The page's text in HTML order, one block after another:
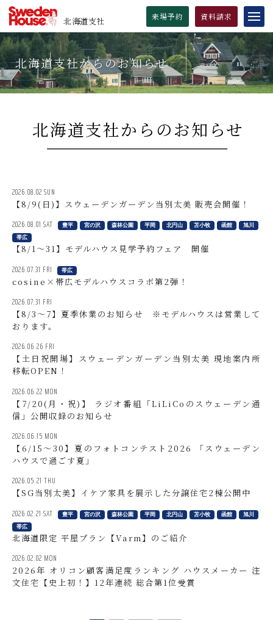
北海道支社 来場予約 資料請求
INDEX
モデルハウス
豊平展示場
宮の沢展示場
平岡展示場
函館展示場
旭川展示場
帯広展示場
商品ラインアップ
Standard Design Line Up
スウェーデンヒルズ
宿泊体験棟のご紹介
宅地のご案内
オーナーズショップ
スウェーデンコラム「瑞筆」
瑞筆：トップページ
本田倫子さん
高津雅子さん
遠藤能範さん
島田晶夫さん
ソフィア・オルソンさん
深井せつ子さん「Lilla torg」
資料請求
会社概要
会社概要
北海道支社概要
採用情報
スウェーデンハウス公式サイト
プライバシーポリシー
サイトマップ
北海道支社からのお知らせ
北海道支社からのお知らせ
2026.08.02 SUN
【8/9(日)】スウェーデンガーデン当別太美 販売会開催！
2026.08.01 SAT 豊平 宮の沢 森林公園 平岡 北円山 苫小牧 函館
旭川
帯広
【8/1～31】モデルハウス見学予約フェア 開催
2026.07.31 FRI 帯広
cosine×帯広モデルハウスコラボ第2弾！
2026.07.31 FRI
【8/3～7】夏季休業のお知らせ ※モデルハウスは営業して
おります。
2026.06.26 FRI
【土日祝開場】スウェーデンガーデン当別太美 現地案内所
移転OPEN！
2026.06.22 MON
【7/20(月・祝)】 ラジオ番組「LiLiCoのスウェーデン通
信」公開収録のお知らせ
2026.06.15 MON
【6/15～30】夏のフォトコンテスト2026 「スウェーデン
ハウスで過ごす夏」
2026.05.21 THU
【SG当別太美】イケア家具を展示した分譲住宅2棟公開中
2026.02.21 SAT 豊平 宮の沢 森林公園 平岡 北円山 苫小牧 函館
旭川
帯広
北海道限定 平屋プラン【Varm】のご紹介
2026.02.02 MON
2026年 オリコン顧客満足度ランキング ハウスメーカー 注
文住宅【史上初！】12年連続 総合第1位受賞